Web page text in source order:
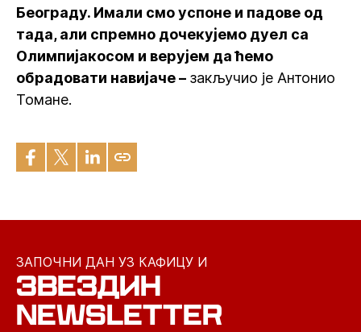
Београду. Имали смо успоне и падове од
тада, али спремно дочекујемо дуел са
Олимпијакосом и верујем да ћемо
обрадовати навијаче – закључио је Антонио
Томане.
ЗАПОЧНИ ДАН УЗ КАФИЦУ И
ЗВЕЗДИН
NEWSLETTER